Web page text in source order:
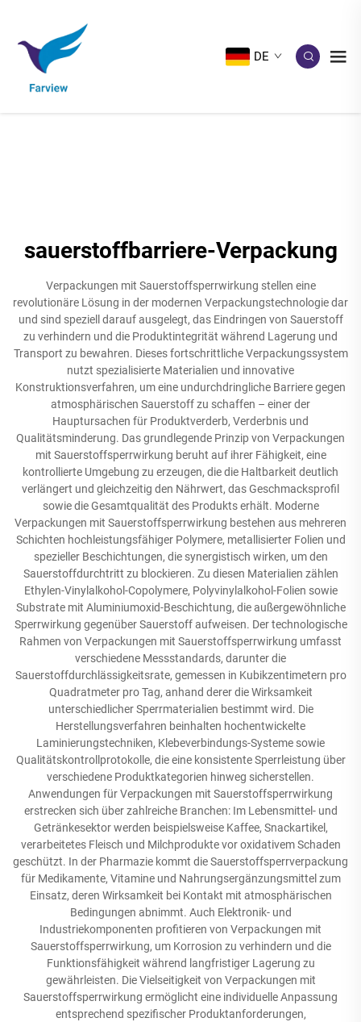
DE
sauerstoffbarriere-Verpackung
Verpackungen mit Sauerstoffsperrwirkung stellen eine
revolutionäre Lösung in der modernen Verpackungstechnologie dar
und sind speziell darauf ausgelegt, das Eindringen von Sauerstoff
zu verhindern und die Produktintegrität während Lagerung und
Transport zu bewahren. Dieses fortschrittliche Verpackungssystem
nutzt spezialisierte Materialien und innovative
Konstruktionsverfahren, um eine undurchdringliche Barriere gegen
atmosphärischen Sauerstoff zu schaffen – einer der
Hauptursachen für Produktverderb, Verderbnis und
Qualitätsminderung. Das grundlegende Prinzip von Verpackungen
mit Sauerstoffsperrwirkung beruht auf ihrer Fähigkeit, eine
kontrollierte Umgebung zu erzeugen, die die Haltbarkeit deutlich
verlängert und gleichzeitig den Nährwert, das Geschmacksprofil
sowie die Gesamtqualität des Produkts erhält. Moderne
Verpackungen mit Sauerstoffsperrwirkung bestehen aus mehreren
Schichten hochleistungsfähiger Polymere, metallisierter Folien und
spezieller Beschichtungen, die synergistisch wirken, um den
Sauerstoffdurchtritt zu blockieren. Zu diesen Materialien zählen
Ethylen-Vinylalkohol-Copolymere, Polyvinylalkohol-Folien sowie
Substrate mit Aluminiumoxid-Beschichtung, die außergewöhnliche
Sperrwirkung gegenüber Sauerstoff aufweisen. Der technologische
Rahmen von Verpackungen mit Sauerstoffsperrwirkung umfasst
verschiedene Messstandards, darunter die
Sauerstoffdurchlässigkeitsrate, gemessen in Kubikzentimetern pro
Quadratmeter pro Tag, anhand derer die Wirksamkeit
unterschiedlicher Sperrmaterialien bestimmt wird. Die
Herstellungsverfahren beinhalten hochentwickelte
Laminierungstechniken, Klebeverbindungs-Systeme sowie
Qualitätskontrollprotokolle, die eine konsistente Sperrleistung über
verschiedene Produktkategorien hinweg sicherstellen.
Anwendungen für Verpackungen mit Sauerstoffsperrwirkung
erstrecken sich über zahlreiche Branchen: Im Lebensmittel- und
Getränkesektor werden beispielsweise Kaffee, Snackartikel,
verarbeitetes Fleisch und Milchprodukte vor oxidativem Schaden
geschützt. In der Pharmazie kommt die Sauerstoffsperrverpackung
für Medikamente, Vitamine und Nahrungsergänzungsmittel zum
Einsatz, deren Wirksamkeit bei Kontakt mit atmosphärischen
Bedingungen abnimmt. Auch Elektronik- und
Industriekomponenten profitieren von Verpackungen mit
Sauerstoffsperrwirkung, um Korrosion zu verhindern und die
Funktionsfähigkeit während langfristiger Lagerung zu
gewährleisten. Die Vielseitigkeit von Verpackungen mit
Sauerstoffsperrwirkung ermöglicht eine individuelle Anpassung
entsprechend spezifischer Produktanforderungen,